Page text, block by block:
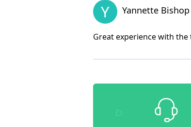
Y Yannette Bishop
Great experience with